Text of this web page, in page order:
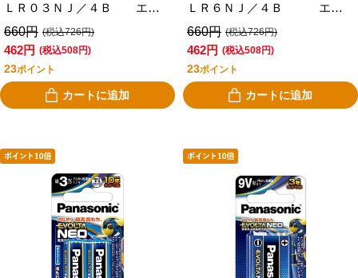
ＬＲ０３ＮＪ／４Ｂ エボ
ルタネオ単４×４Ｐ
660円 (税込726円)
462円 (税込508円)
23ポイント
カートに追加
ＬＲ６ＮＪ／４Ｂ エボ
ルタネオ単３×４Ｐ
660円 (税込726円)
462円 (税込508円)
23ポイント
カートに追加